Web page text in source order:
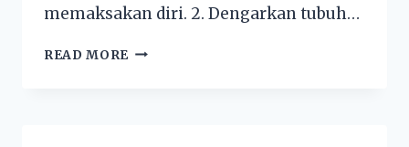
memaksakan diri. 2. Dengarkan tubuh…
READ MORE